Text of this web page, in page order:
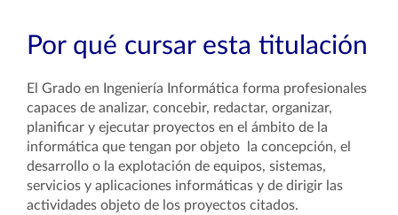
Por qué cursar esta titulación
El Grado en Ingeniería Informática forma profesionales
capaces de analizar, concebir, redactar, organizar,
planificar y ejecutar proyectos en el ámbito de la
informática que tengan por objeto la concepción, el
desarrollo o la explotación de equipos, sistemas,
servicios y aplicaciones informáticas y de dirigir las
actividades objeto de los proyectos citados.